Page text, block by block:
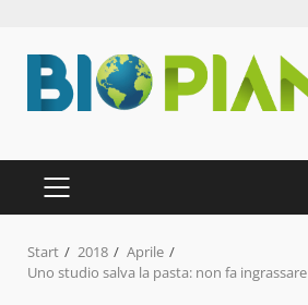
Inhalt
springen
PRIMÄRES
MENÜ
Start 2018
Aprile
Uno studio salva la pasta: non fa ingrassare